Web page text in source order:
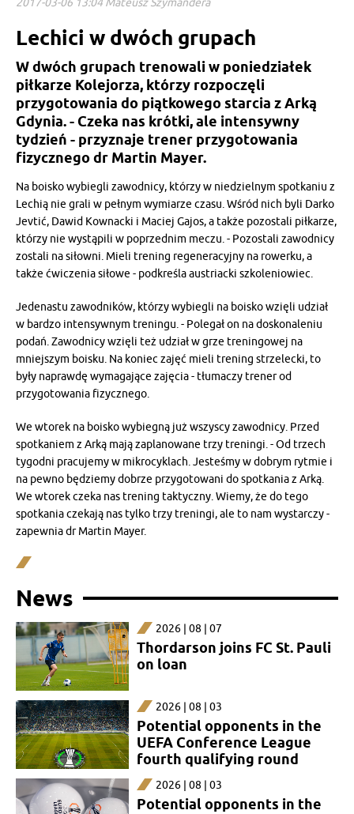
Lechici w dwóch grupach
W dwóch grupach trenowali w poniedziałek
piłkarze Kolejorza, którzy rozpoczęli
przygotowania do piątkowego starcia z Arką
Gdynia. - Czeka nas krótki, ale intensywny
tydzień - przyznaje trener przygotowania
fizycznego dr Martin Mayer.
Na boisko wybiegli zawodnicy, którzy w niedzielnym spotkaniu z
Lechią nie grali w pełnym wymiarze czasu. Wśród nich byli Darko
Jevtić, Dawid Kownacki i Maciej Gajos, a także pozostali piłkarze,
którzy nie wystąpili w poprzednim meczu. - Pozostali zawodnicy
zostali na siłowni. Mieli trening regeneracyjny na rowerku, a
także ćwiczenia siłowe - podkreśla austriacki szkoleniowiec.
Jedenastu zawodników, którzy wybiegli na boisko wzięli udział
w bardzo intensywnym treningu. - Polegał on na doskonaleniu
podań. Zawodnicy wzięli też udział w grze treningowej na
mniejszym boisku. Na koniec zajęć mieli trening strzelecki, to
były naprawdę wymagające zajęcia - tłumaczy trener od
przygotowania fizycznego.
We wtorek na boisko wybiegną już wszyscy zawodnicy. Przed
spotkaniem z Arką mają zaplanowane trzy treningi. - Od trzech
tygodni pracujemy w mikrocyklach. Jesteśmy w dobrym rytmie i
na pewno będziemy dobrze przygotowani do spotkania z Arką.
We wtorek czeka nas trening taktyczny. Wiemy, że do tego
spotkania czekają nas tylko trzy treningi, ale to nam wystarczy -
zapewnia dr Martin Mayer.
News
2026 | 08 | 07
Thordarson joins FC St. Pauli
on loan
2026 | 08 | 03
Potential opponents in the
UEFA Conference League
fourth qualifying round
2026 | 08 | 03
Potential opponents in the